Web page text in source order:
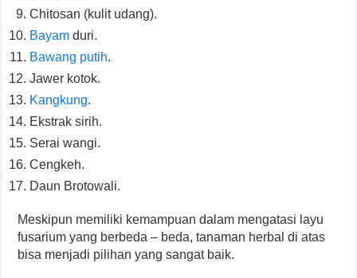
Chitosan (kulit udang).
Bayamduri.
Bawang putih.
Jawer kotok.
Kangkung.
Ekstrak sirih.
Serai wangi.
Cengkeh.
Daun Brotowali.
Meskipun memiliki kemampuan dalam mengatasi layu
fusarium yang berbeda – beda, tanaman herbal di atas
bisa menjadi pilihan yang sangat baik.